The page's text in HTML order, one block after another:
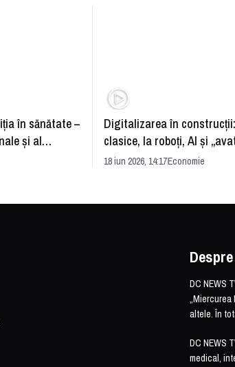
în sănătate –
și al
Digitalizarea în
clasice, la roboți, AI și
România și redefinirea
18 iun 2026, 14:17Economie
DC NEWS
„Miercurea
altele. În
DC NEWS
medical,